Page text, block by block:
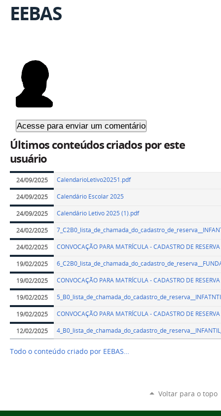
EEBAS
Últimos conteúdos criados por este
usuário
24/09/2025 CalendarioLetivo20251.pdf
24/09/2025 Calendário Escolar 2025
24/09/2025 Calendário Letivo 2025 (1).pdf
24/02/2025
24/02/2025 CONVOCAÇÃO PARA MATRÍCULA - CADASTRO DE RESERVA
19/02/2025
19/02/2025 CONVOCAÇÃO PARA MATRÍCULA - CADASTRO DE RESERVA
19/02/2025
19/02/2025 CONVOCAÇÃO PARA MATRÍCULA - CADASTRO DE RESERVA
12/02/2025
Todo o conteúdo criado por EEBAS…
Voltar para o topo